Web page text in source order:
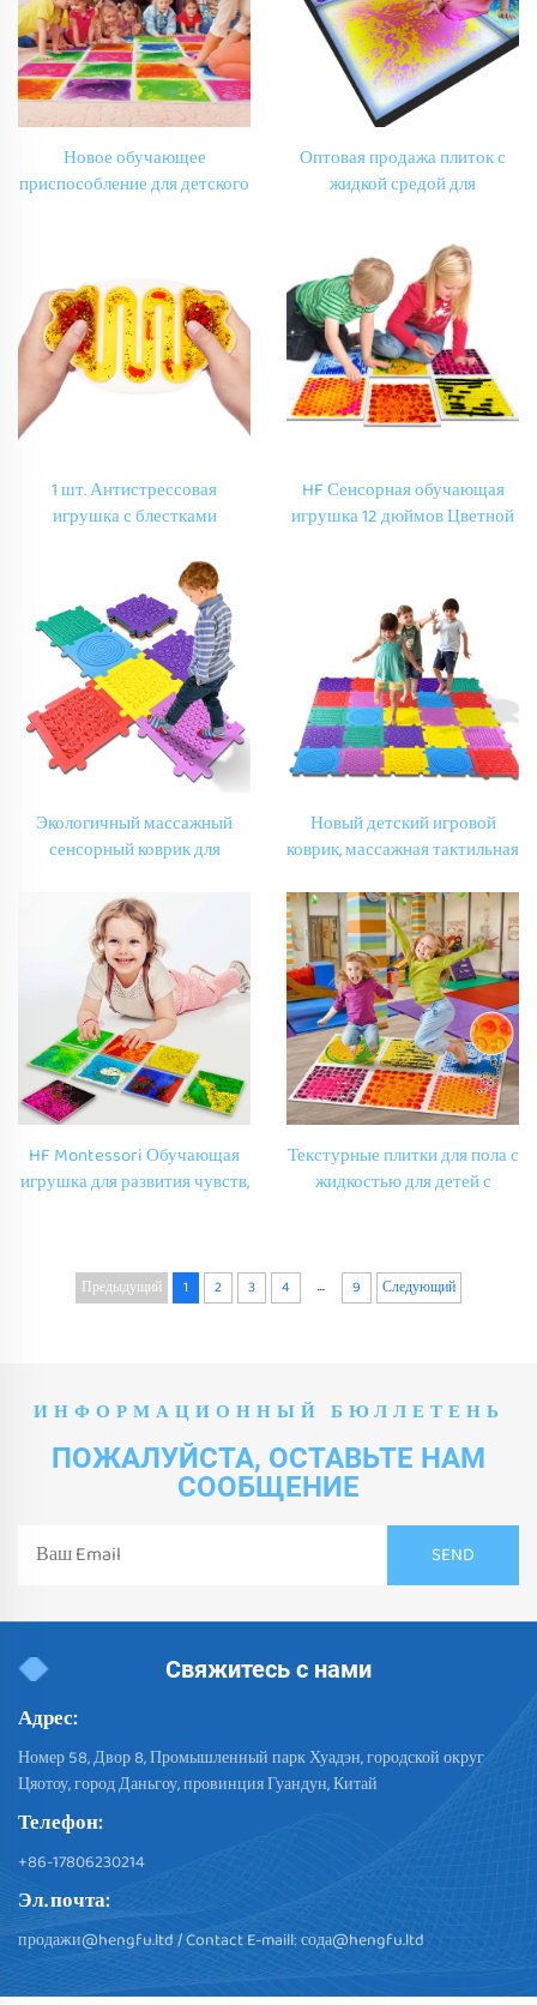
Новое обучающее
приспособление для детского
плитка для детей с аутизмом
Оптовая продажа плиток с
жидкой средой для
плитки для развития
зрительного восприятия для
детей с аутизмом,
Образовательные
преимущества тактильных
плиток
1 шт. Антистрессовая
игрушка с блестками
обучающие мешочки на заказ
Жидкие мягкие игрушки для
детей с аутизмом
HF Сенсорная обучающая
игрушка 12 дюймов Цветной
Сенсорные напольные плитки
для игры Дети с аутизмом
Экологичный массажный
сенсорный коврик для
игровая комната EVA
сенсорные плитки
Рефлексотерапевтический
коврик для ног для детей с
аутизмом
Новый детский игровой
коврик, массажная тактильная
пеноматериал EVA для
детских шагов и сжатия,
головоломка для развития
тактильных ощущений
HF Montessori Обучающая
игрушка для развития чувств,
настраиваемые мягкие
Текстурные плитки для пола с
жидкостью для детей с
гелем для развития
Предыдущий 1 2 3 4 ... 9 Следующий
ИНФОРМАЦИОННЫЙ БЮЛЛЕТЕНЬ
ПОЖАЛУЙСТА, ОСТАВЬТЕ НАМ
СООБЩЕНИЕ
Свяжитесь с нами
Адрес:
Номер 58, Двор 8, Промышленный парк Хуадэн, городской округ
Цяотоу, город Даньгоу, провинция Гуандун, Китай
Телефон:
+86-17806230214
Эл. почта:
продажи@hengfu.ltd/ Contact E-maill:сода@hengfu.ltd